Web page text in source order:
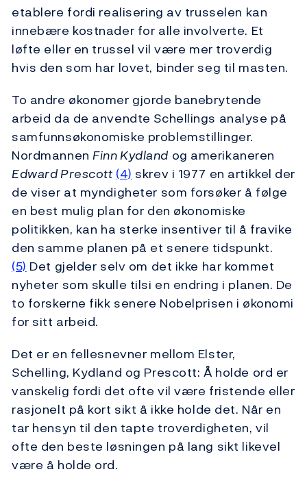
etablere fordi realisering av trusselen kan
innebære kostnader for alle involverte. Et
løfte eller en trussel vil være mer troverdig
hvis den som har lovet, binder seg til masten.
To andre økonomer gjorde banebrytende
arbeid da de anvendte Schellings analyse på
samfunnsøkonomiske problemstillinger.
NordmannenFinn Kydland og amerikaneren
Edward Prescott (4) skrev i 1977 en artikkel der
de viser at myndigheter som forsøker å følge
en best mulig plan for den økonomiske
politikken, kan ha sterke insentiver til å fravike
den samme planen på et senere tidspunkt.
(5) Det gjelder selv om det ikke har kommet
nyheter som skulle tilsi en endring i planen. De
to forskerne fikk senere Nobelprisen i økonomi
for sitt arbeid.
Det er en fellesnevner mellom Elster,
Schelling, Kydland og Prescott: Å holde ord er
vanskelig fordi det ofte vil være fristende eller
rasjonelt på kort sikt å ikke holde det. Når en
tar hensyn til den tapte troverdigheten, vil
ofte den beste løsningen på lang sikt likevel
være å holde ord.